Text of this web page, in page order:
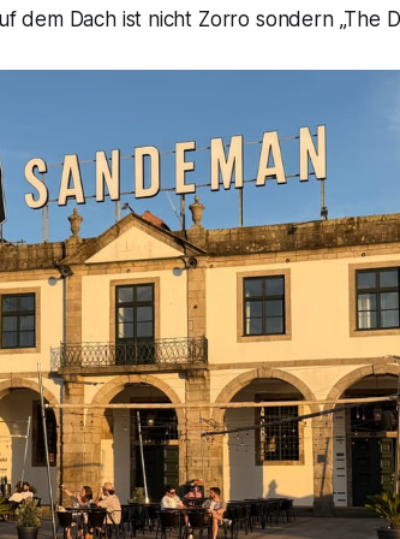
dem Dach ist nicht Zorro sondern „The